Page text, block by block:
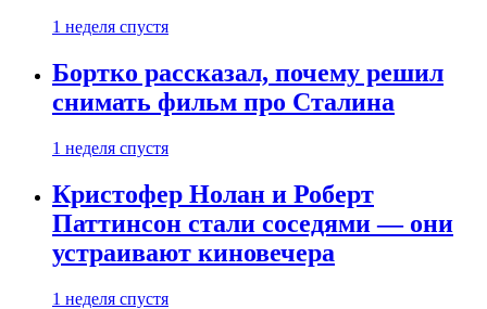
1 неделя спустя
Бортко рассказал, почему решил
снимать фильм про Сталина
1 неделя спустя
Кристофер Нолан и Роберт
Паттинсон стали соседями — они
устраивают киновечера
1 неделя спустя